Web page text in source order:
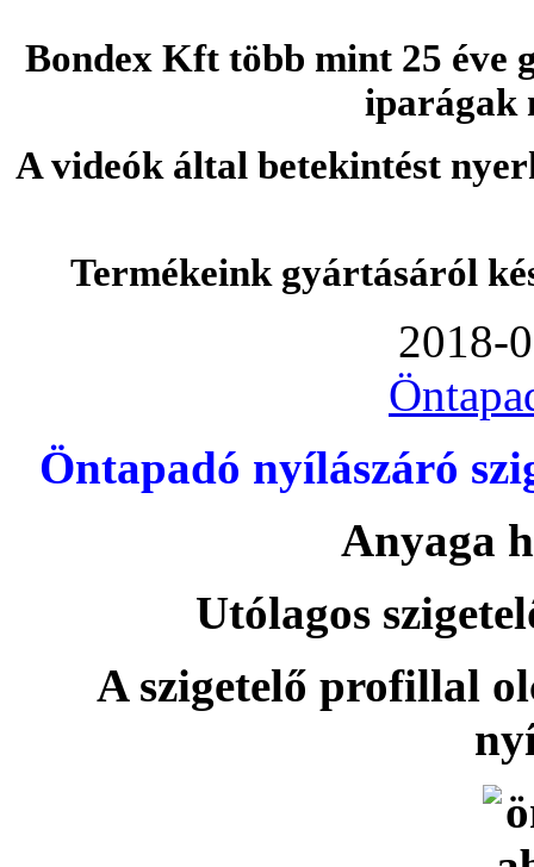
Bondex Kft több mint 25 éve
iparágak
A videók által betekintést
Termékeink gyártásáról
2018-
Öntapadó nyílászáró
Anyaga
Utólagos
A szigetelő profillal